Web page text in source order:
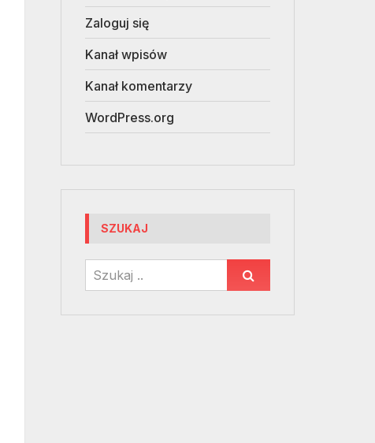
Zaloguj się
Kanał wpisów
Kanał komentarzy
WordPress.org
SZUKAJ